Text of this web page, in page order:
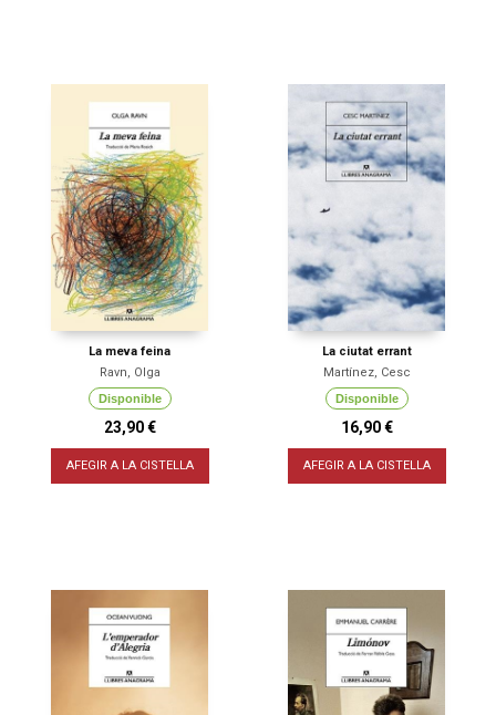
La meva feina
Ravn, Olga
Disponible
23,90 €
AFEGIR A LA CISTELLA
La ciutat errant
Martínez, Cesc
Disponible
16,90 €
AFEGIR A LA CISTELLA